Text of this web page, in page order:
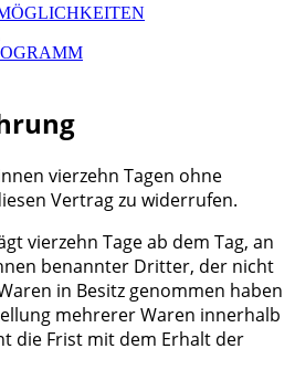
vierzehn Tagen ohne
Vertrag zu widerrufen.
vierzehn Tage ab dem Tag, an
benannter Dritter, der nicht
in Besitz genommen haben
mehrerer Waren innerhalb
die Frist mit dem Erhalt der